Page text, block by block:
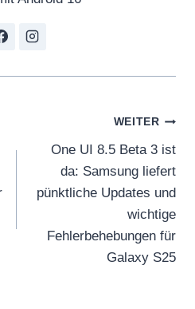
WEITER
One UI 8.5 Beta 3 ist
da: Samsung liefert
pünktliche Updates und
wichtige
Fehlerbehebungen für
Galaxy S25